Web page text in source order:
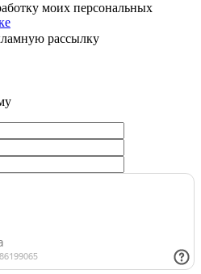
моих персональных
рассылку